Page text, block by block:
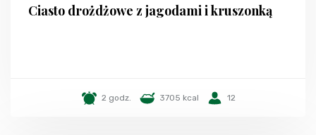
Ciasto drożdżowe z jagodami i kruszonką
2 godz. 3705 kcal 12